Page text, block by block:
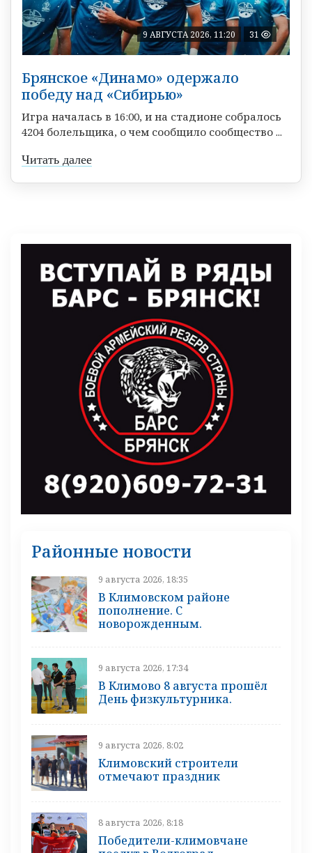
9 АВГУСТА 2026, 11:20 31
Брянское «Динамо» одержало
победу над «Сибирью»
Игра началась в 16:00, и на стадионе собралось
4204 болельщика, о чем сообщило сообщество ...
Читать далее
Районные новости
9 августа 2026, 18:35
В Климовском районе
пополнение. С
новорожденным.
9 августа 2026, 17:34
В Климово 8 августа прошёл
День физкультурника.
9 августа 2026, 8:02
Климовский строители
отмечают праздник
8 августа 2026, 8:18
Победители-климовчане